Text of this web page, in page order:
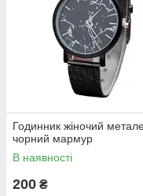
Годинник жіночий
чорний мармур
В наявності
200 ₴